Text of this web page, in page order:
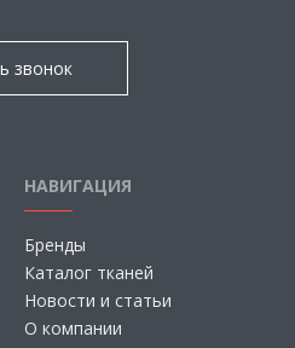
звонок
НАВИГАЦИЯ
Бренды
Каталог тканей
Новости и статьи
О компании